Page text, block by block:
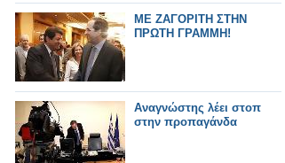
ΜΕ ΖΑΓΟΡΙΤΗ ΣΤΗΝ
ΠΡΩΤΗ ΓΡΑΜΜΗ!
Αναγνώστης λέει στοπ
στην προπαγάνδα